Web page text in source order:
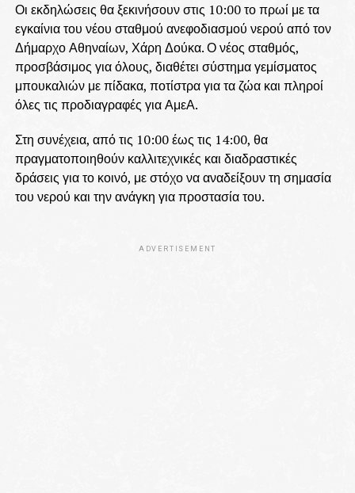
Οι εκδηλώσεις θα ξεκινήσουν στις 10:00 το πρωί με τα
εγκαίνια του νέου σταθμού ανεφοδιασμού νερού από τον
Δήμαρχο Αθηναίων, Χάρη Δούκα. Ο νέος σταθμός,
προσβάσιμος για όλους, διαθέτει σύστημα γεμίσματος
μπουκαλιών με πίδακα, ποτίστρα για τα ζώα και πληροί
όλες τις προδιαγραφές για ΑμεΑ.
Στη συνέχεια, από τις 10:00 έως τις 14:00, θα
πραγματοποιηθούν καλλιτεχνικές και διαδραστικές
δράσεις για το κοινό, με στόχο να αναδείξουν τη σημασία
του νερού και την ανάγκη για προστασία του.
ADVERTISEMENT